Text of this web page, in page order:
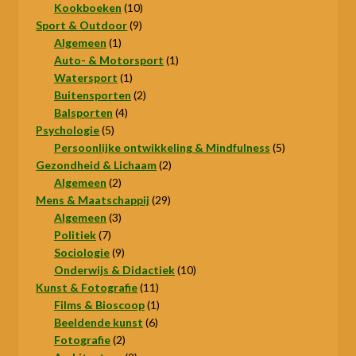
product
Kookboeken 1010
producten
Sport & Outdoor 99
Algemeen 11
product
Auto- & Motorsport 11
Watersport 11
product
Buitensporten 22
Balsporten 44
Psychologie 55
producten
Persoonlijke ontwikkeling & Mindfulness 55
Gezondheid & Lichaam 22
Algemeen 22
producten
Mens & Maatschappij 2929
Algemeen 33
Politiek 77
producten
Sociologie 99
producten
Onderwijs & Didactiek 1010
Kunst & Fotografie 1111
producten
Films & Bioscoop 11
product
Beeldende kunst 66
Fotografie 22